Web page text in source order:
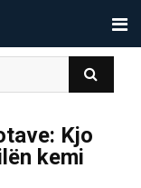
Kjo
kemi